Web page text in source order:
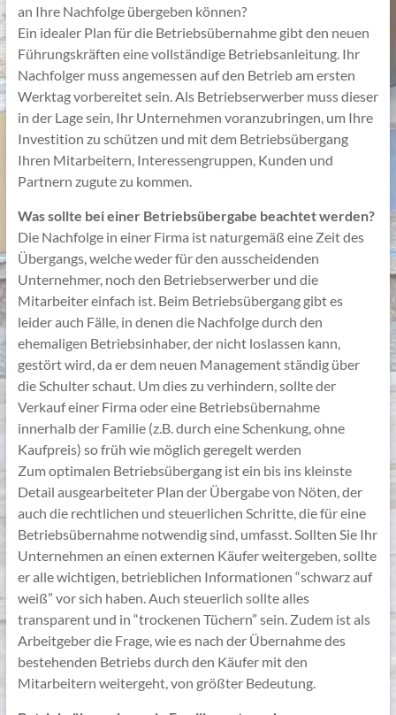
an Ihre Nachfolge übergeben können?
Ein idealer Plan für die Betriebsübernahme gibt den neuen
Führungskräften eine vollständige Betriebsanleitung. Ihr
Nachfolger muss angemessen auf den Betrieb am ersten
Werktag vorbereitet sein. Als Betriebserwerber muss dieser
in der Lage sein, Ihr Unternehmen voranzubringen, um Ihre
Investition zu schützen und mit dem Betriebsübergang
Ihren Mitarbeitern, Interessengruppen, Kunden und
Partnern zugute zu kommen.
Was sollte bei einer Betriebsübergabe beachtet werden?
Die Nachfolge in einer Firma ist naturgemäß eine Zeit des
Übergangs, welche weder für den ausscheidenden
Unternehmer, noch den Betriebserwerber und die
Mitarbeiter einfach ist. Beim Betriebsübergang gibt es
leider auch Fälle, in denen die Nachfolge durch den
ehemaligen Betriebsinhaber, der nicht loslassen kann,
gestört wird, da er dem neuen Management ständig über
die Schulter schaut. Um dies zu verhindern, sollte der
Verkauf einer Firma oder eine Betriebsübernahme
innerhalb der Familie (z.B. durch eine Schenkung, ohne
Kaufpreis) so früh wie möglich geregelt werden
Zum optimalen Betriebsübergang ist ein bis ins kleinste
Detail ausgearbeiteter Plan der Übergabe von Nöten, der
auch die rechtlichen und steuerlichen Schritte, die für eine
Betriebsübernahme notwendig sind, umfasst. Sollten Sie Ihr
Unternehmen an einen externen Käufer weitergeben, sollte
er alle wichtigen, betrieblichen Informationen “schwarz auf
weiß” vor sich haben. Auch steuerlich sollte alles
transparent und in “trockenen Tüchern” sein. Zudem ist als
Arbeitgeber die Frage, wie es nach der Übernahme des
bestehenden Betriebs durch den Käufer mit den
Mitarbeitern weitergeht, von größter Bedeutung.